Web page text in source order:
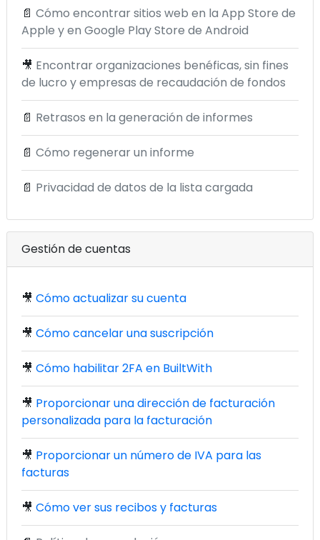
📄 Cómo encontrar sitios web en la App Store de
Apple y en Google Play Store de Android
🎥 Encontrar organizaciones benéficas, sin fines
de lucro y empresas de recaudación de fondos
📄 Retrasos en la generación de informes
📄 Cómo regenerar un informe
📄 Privacidad de datos de la lista cargada
Gestión de cuentas
🎥 Cómo actualizar su cuenta
🎥 Cómo cancelar una suscripción
🎥 Cómo habilitar 2FA en BuiltWith
🎥 Proporcionar una dirección de facturación
personalizada para la facturación
🎥 Proporcionar un número de IVA para las
facturas
🎥 Cómo ver sus recibos y facturas